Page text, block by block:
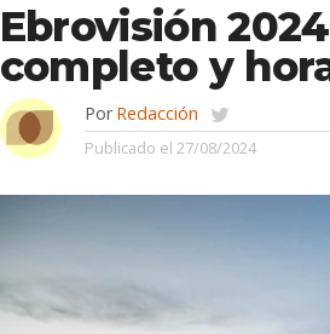
Ebrovisión
completo y
Por Redacción
Publicado el 27/08/2024